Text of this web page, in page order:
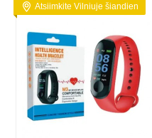
Atsiimkite Vilniuje šiandien